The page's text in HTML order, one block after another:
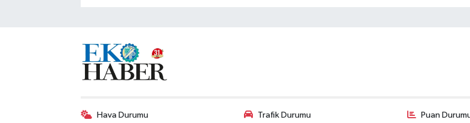
Hava Durumu Trafik Durumu Puan